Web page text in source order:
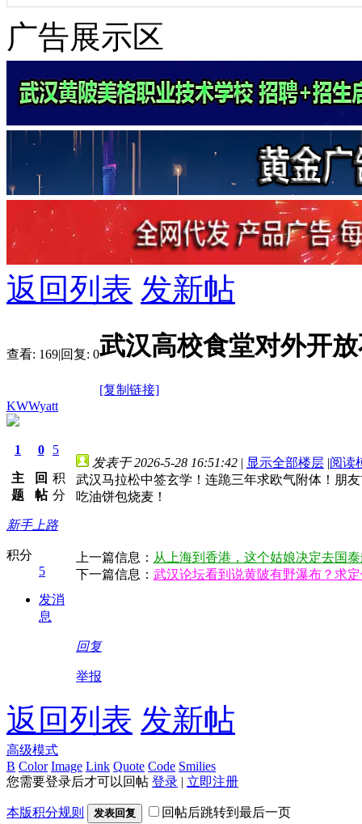
广告展示区
返回列表 发新帖
查看: 169|回复: 0武汉高校食堂对外开
[复制链接]
KWWyatt
1
主
题
0
回
帖
5
积
分
新手上路
积分
5
发消
息
发表于 2026-5-28 16:51:42 | 显示全部楼层 |阅读
武汉马拉松中签玄学！连跪三年求欧气附体！朋
吃油饼包烧麦！
上一篇信息： 从上海到香港，这个姑娘决定去国
下一篇信息： 武汉论坛看到说黄陂有野瀑布？求
回复
举报
返回列表 发新帖
高级模式
B Color Image Link Quote Code Smilies
您需要登录后才可以回帖 登录 | 立即注册
本版积分规则 发表回复 回帖后跳转到最后一页